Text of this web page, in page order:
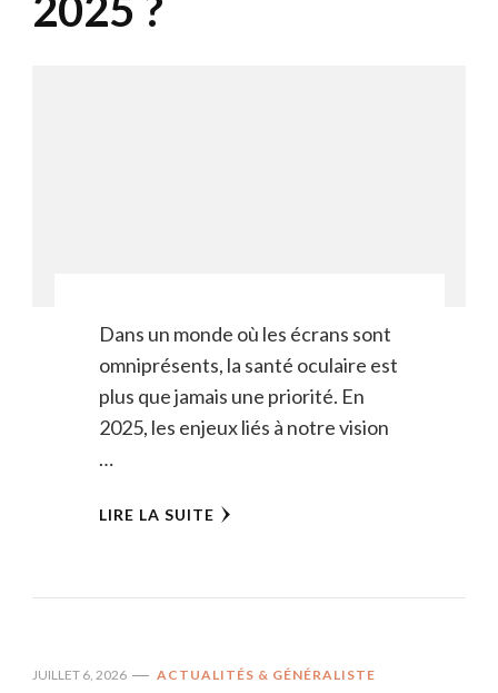
Dans un monde où les écrans sont
omniprésents, la santé oculaire est
plus que jamais une priorité. En
2025, les enjeux liés à notre vision
…
LIRE LA SUITE
JUILLET 6, 2026 ACTUALITÉS & GÉNÉRALISTE